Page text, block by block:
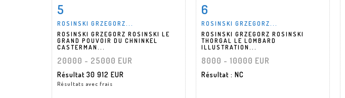
5
ROSINSKI GRZEGORZ...
ROSINSKI GRZEGORZ ROSINSKI LE
GRAND POUVOIR DU CHNINKEL
CASTERMAN...
20000 - 25000 EUR
Résultat 30 912 EUR
Résultats avec frais
6
ROSINSKI GRZEGORZ...
ROSINSKI GRZEGORZ ROSINSKI
THORGAL LE LOMBARD
ILLUSTRATION...
8000 - 10000 EUR
Résultat : NC